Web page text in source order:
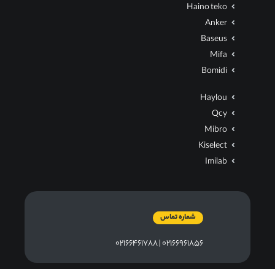
Haino teko
Anker
Baseus
Mifa
Bomidi
Haylou
Qcy
Mibro
Kiselect
Imilab
شماره تماس
۰۲۱۶۶۹۶۱۸۵۶ | ۰۲۱۶۶۴۶۱۷۸۸